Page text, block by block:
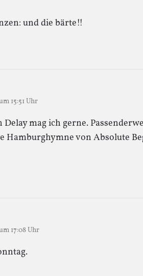
und die bärte!!
15:51 Uhr
Delay mag ich gerne.
Hamburghymne von Absolute
17:08 Uhr